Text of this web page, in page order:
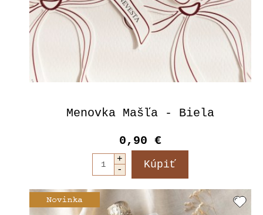
Menovka Mašľa - Biela
0,90 €